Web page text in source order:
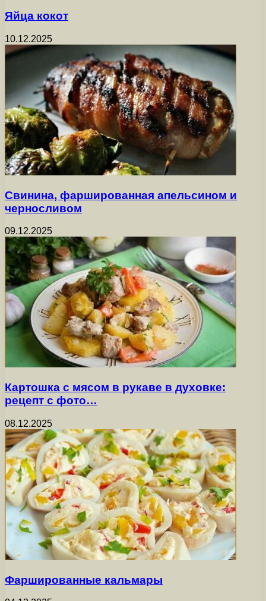
Яйца кокот
10.12.2025
Свинина, фаршированная апельсином и
черносливом
09.12.2025
Картошка с мясом в рукаве в духовке:
рецепт с фото…
08.12.2025
Фаршированные кальмары